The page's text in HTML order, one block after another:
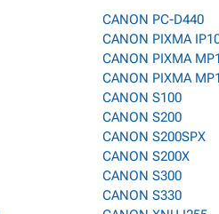
CANON PC-D440
CANON PIXMA
CANON PIXMA
CANON PIXMA
CANON S100
CANON S200
CANON S200SPX
CANON S200X
CANON S300
CANON S330